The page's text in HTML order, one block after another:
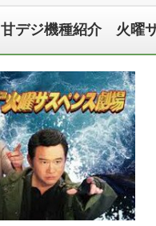
甘デジ機種紹介 火曜